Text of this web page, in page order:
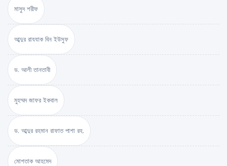
মাসুদ শরীফ
আব্দুর রাযযাক বিন ইউসুফ
ড. আলী তানতাবী
মুহম্মদ জাফর ইকবাল
ড. আব্দুর রহমান রাফাত পাশা রহ.
মোশতাক আহমেদ